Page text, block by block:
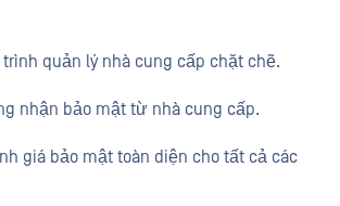
quản lý nhà cung cấp chặt chẽ.
nhận bảo mật từ nhà cung cấp.
giá bảo mật toàn diện cho tất cả các